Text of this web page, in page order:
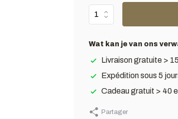
Wat kan je van ons
Livraison gratuite >
Expédition sous 5
Cadeau gratuit > 40
Partager